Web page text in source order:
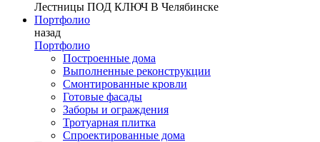
Лестницы ПОД КЛЮЧ В Челябинске
Портфолио
назад
Портфолио
Построенные дома
Выполненные реконструкции
Смонтированные кровли
Готовые фасады
Заборы и ограждения
Тротуарная плитка
Спроектированные дома